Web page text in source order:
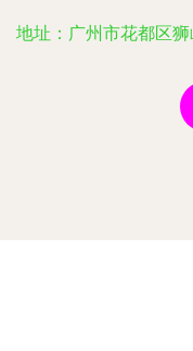
地址：广州市花都区